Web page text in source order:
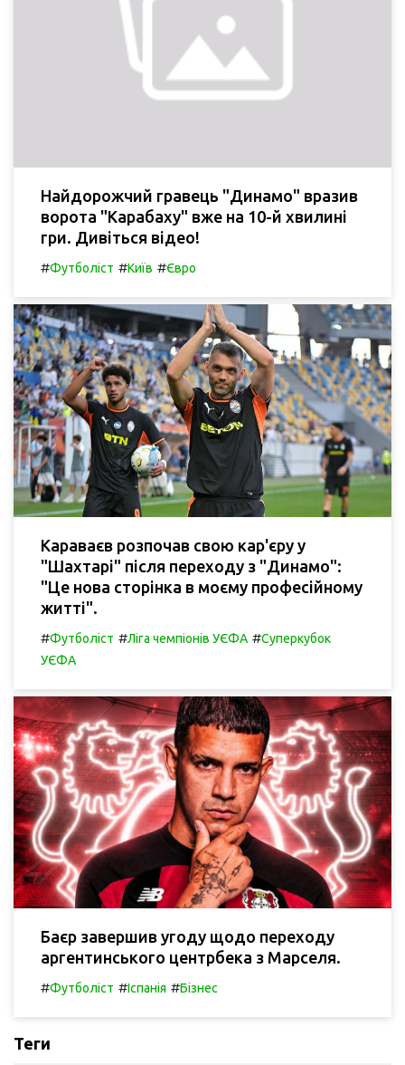
Найдорожчий гравець "Динамо" вразив
ворота "Карабаху" вже на 10-й хвилині
гри. Дивіться відео!
#Футболіст #Київ #Євро
Караваєв розпочав свою кар'єру у
"Шахтарі" після переходу з "Динамо":
"Це нова сторінка в моєму професійному
житті".
#Футболіст #Ліга чемпіонів УЄФА #Суперкубок
УЄФА
Баєр завершив угоду щодо переходу
аргентинського центрбека з Марселя.
#Футболіст #Іспанія #Бізнес
Теги